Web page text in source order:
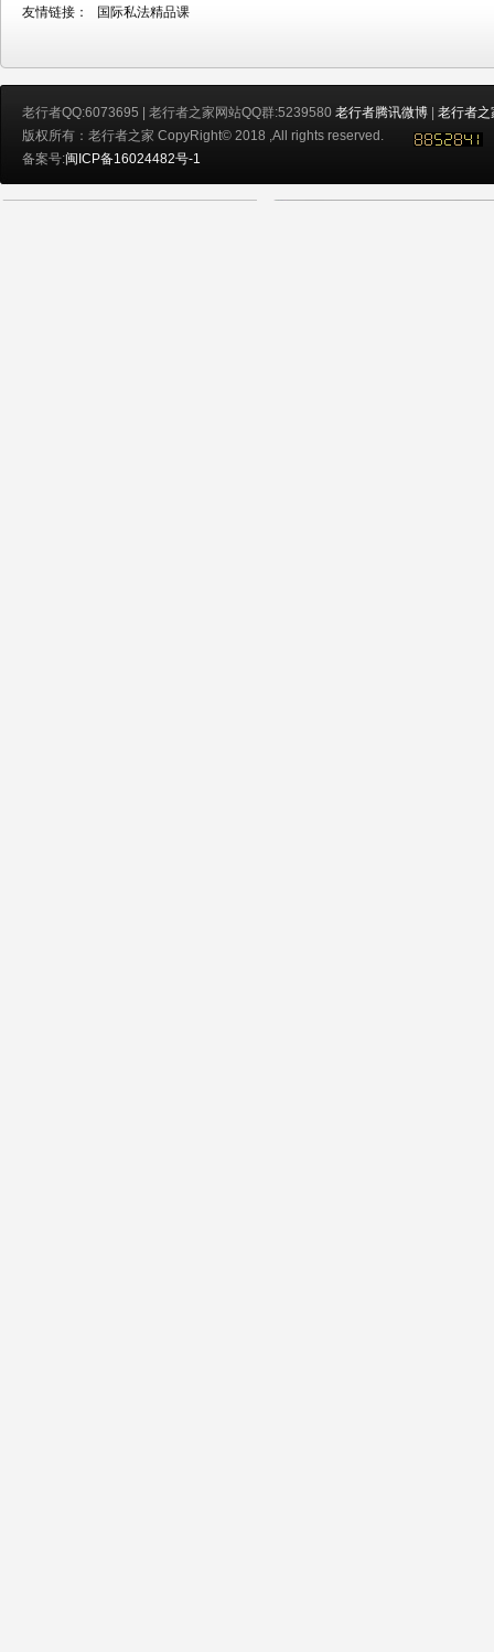
友情链接： 国际私法精品课
老行者QQ:6073695 | 老行者之家网站QQ群:5239580 老行者腾讯微博 | 老行者之
版权所有：老行者之家 CopyRight© 2018 ,All rights reserved.
备案号:闽ICP备16024482号-1